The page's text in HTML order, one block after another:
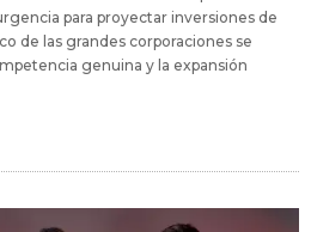
para proyectar inversiones de
de las grandes corporaciones se
genuina y la expansión